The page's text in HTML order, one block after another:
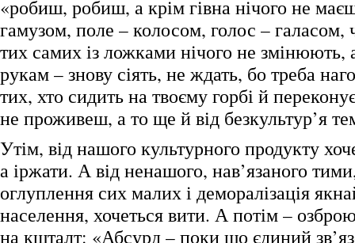
«робиш, робиш, а крім гівна нічого не
гамузом, поле – колосом, голос – галасом,
тих самих із ложками нічого не
рукам – знову сіять, не ждать, бо треба
тих, хто сидить на твоєму горбі й
не проживеш, а то ще й від безкультур’я
Утім, від нашого культурного продукту
а іржати. А від ненашого, нав’язаного
оглуплення сих малих і деморалізація
населення, хочеться вити. А потім –
на кшталт: «Абсурд – поки що єдиний